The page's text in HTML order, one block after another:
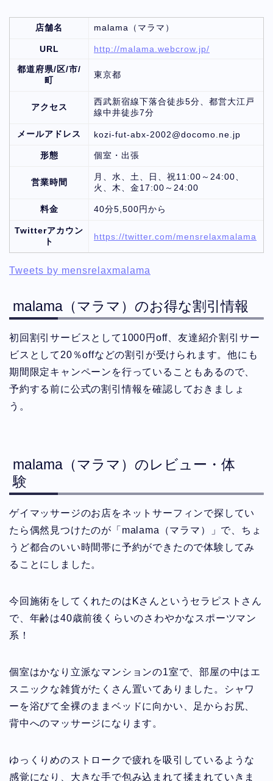
店舗名 malama（マラマ）
URL http://malama.webcrow.jp/
都道府県/区/市/
町
東京都
アクセス
西武新宿線下落合徒歩5分、都営大江戸
線中井徒歩7分
メールアドレス kozi-fut-abx-2002@docomo.ne.jp
形態 個室・出張
営業時間
月、水、土、日、祝11:00～24:00、
火、木、金17:00～24:00
料金 40分5,500円から
Twitterアカウン
ト
https://twitter.com/mensrelaxmalama
Tweets by mensrelaxmalama
malama（マラマ）のお得な割引情報
初回割引サービスとして1000円off、友達紹介割引サー
ビスとして20％offなどの割引が受けられます。他にも
期間限定キャンペーンを行っていることもあるので、
予約する前に公式の割引情報を確認しておきましょ
う。
malama（マラマ）のレビュー・体
験
ゲイマッサージのお店をネットサーフィンで探してい
たら偶然見つけたのが「malama（マラマ）」で、ちょ
うど都合のいい時間帯に予約ができたので体験してみ
ることにしました。
今回施術をしてくれたのはKさんというセラピストさん
で、年齢は40歳前後くらいのさわやかなスポーツマン
系！
個室はかなり立派なマンションの1室で、部屋の中はエ
スニックな雑貨がたくさん置いてありました。シャワ
ーを浴びて全裸のままベッドに向かい、足からお尻、
背中へのマッサージになります。
ゆっくりめのストロークで疲れを吸引しているような
感覚になり、大きな手で包み込まれて揉まれていきま